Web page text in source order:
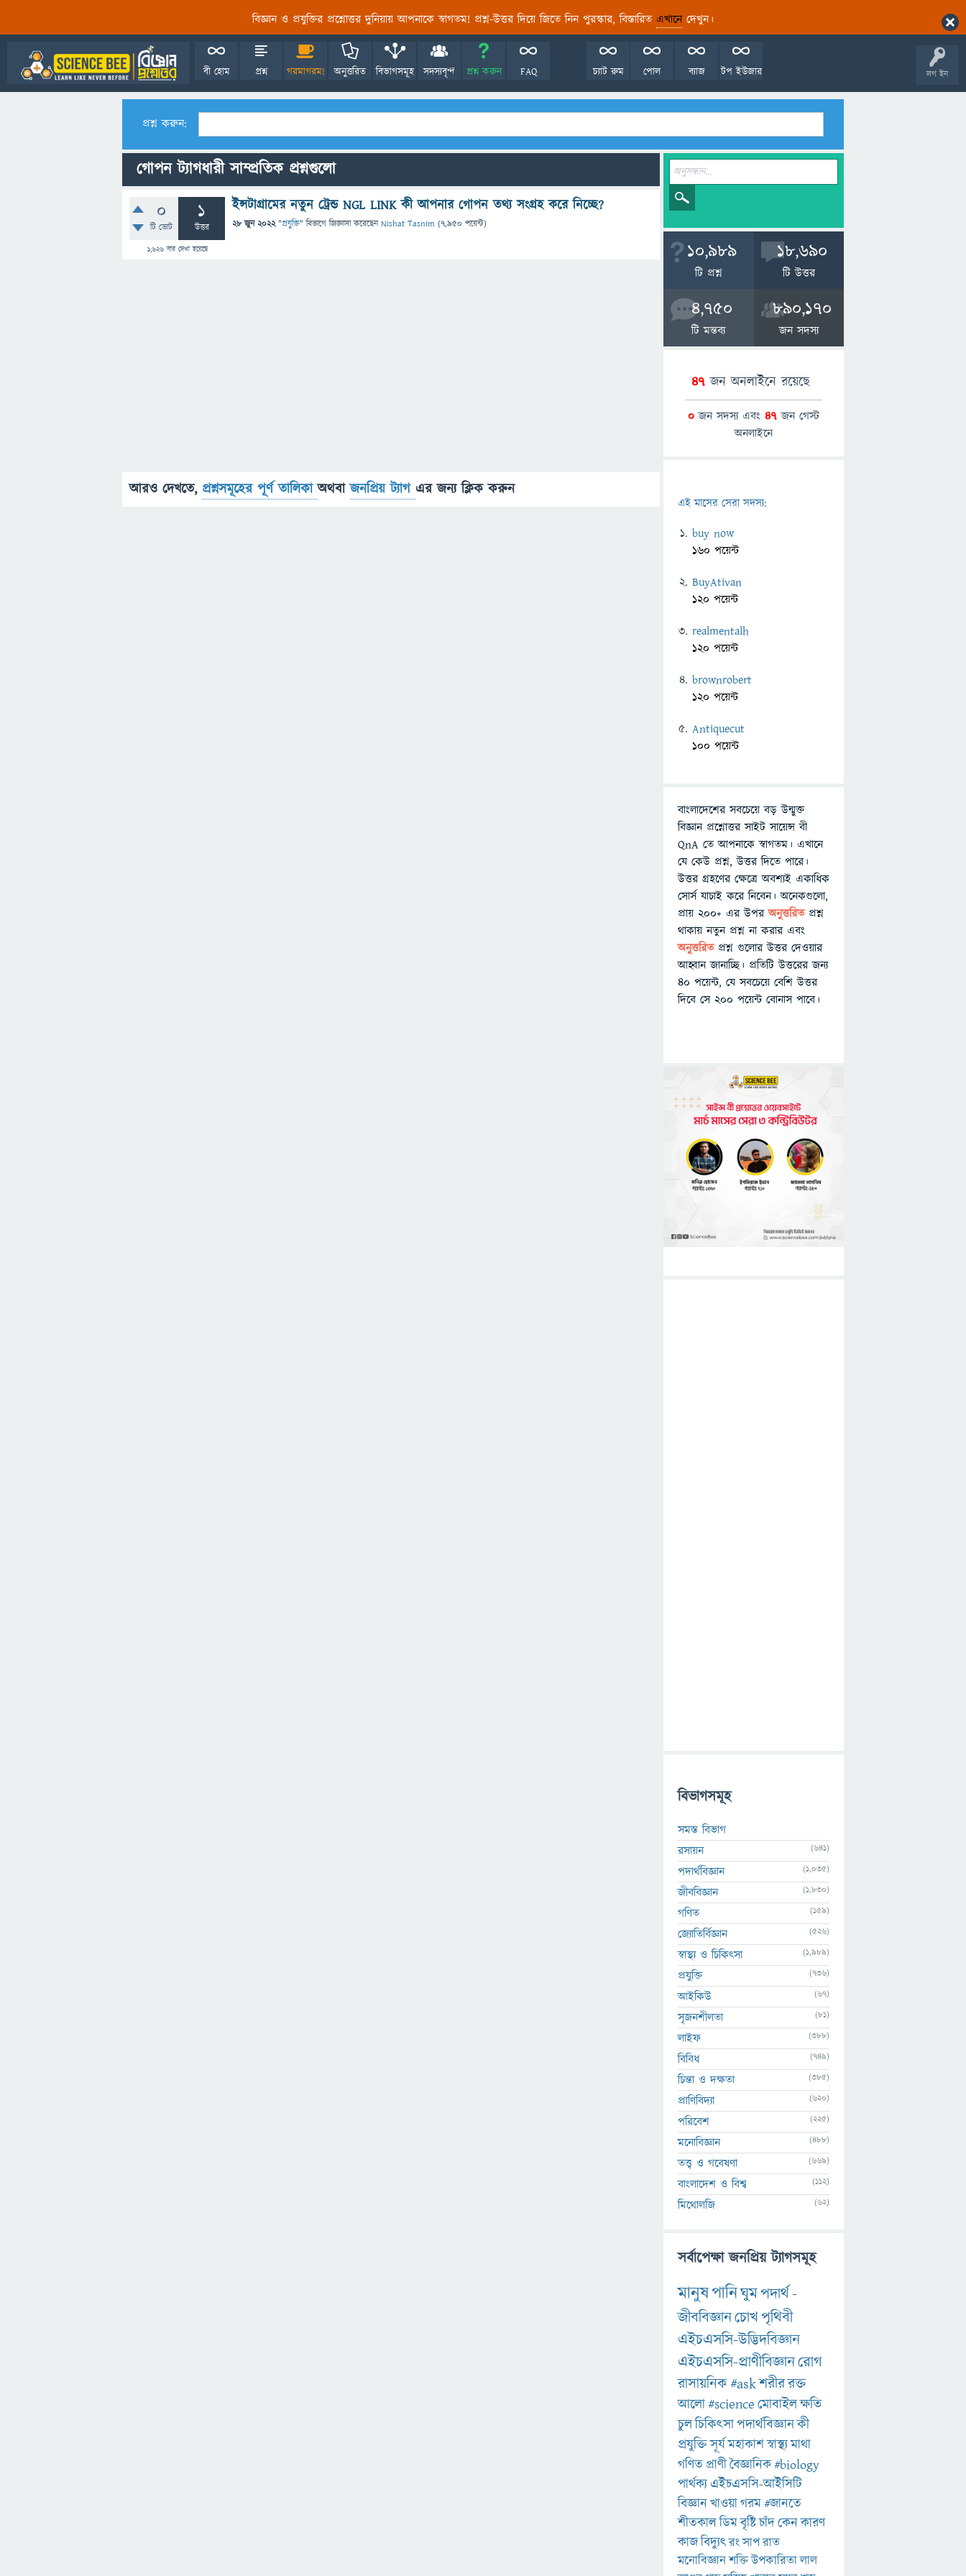
বিজ্ঞান ও প্রযুক্তির প্রশ্নোত্তর দুনিয়ায় আপনাকে স্বাগতম! প্রশ্ন-উত্তর দিয়ে জিতে নিন পুরস্কার, বিস্তারিত এখানেদেখুন।
লগ ইন
বী হোম প্রশ্ন গরমাগরম! অনুত্তরিত বিভাগসমূহ সদস্যবৃন্দ প্রশ্ন করুন FAQ টপ ইউজার
ব্যাজ
পোল
চ্যাট রুম
প্রশ্ন করুন:
গোপন ট্যাগধারী সাম্প্রতিক প্রশ্নগুলো
0
টি ভোট
1
উত্তর
1,626বার দেখা হয়েছে
ইন্সটাগ্রামের নতুন ট্রেন্ড NGL LINK কী আপনার গোপন তথ্য সংগ্রহ করে নিচ্ছে?
28 জুন 2022 "প্রযুক্তি" বিভাগে জিজ্ঞাসাকরেছেনNishat Tasnim (7,950 পয়েন্ট)
আরও দেখতে, প্রশ্নসমূহের পূর্ণ তালিকাঅথবাজনপ্রিয় ট্যাগ এর জন্য ক্লিক করুন
10,989
টি প্রশ্ন
18,690
টি উত্তর
4,750
টি মন্তব্য
890,170
জন সদস্য
47 জন অনলাইনে রয়েছে
0 জন সদস্য এবং 47 জন গেস্ট
অনলাইনে
এই মাসের সেরা সদস্য:
buy now
160 পয়েন্ট
BuyAtivan
120 পয়েন্ট
realmentalh
120 পয়েন্ট
brownrobert
120 পয়েন্ট
Antiquecut
100 পয়েন্ট
বাংলাদেশের সবচেয়ে বড় উন্মুক্ত
বিজ্ঞান প্রশ্নোত্তর সাইট সায়েন্স বী
QnA তে আপনাকে স্বাগতম। এখানে
যে কেউ প্রশ্ন, উত্তর দিতে পারে।
উত্তর গ্রহণের ক্ষেত্রে অবশ্যই একাধিক
সোর্স যাচাই করে নিবেন। অনেকগুলো,
প্রায় ২০০+ এর উপরঅনুত্তরিতপ্রশ্ন
থাকায় নতুন প্রশ্ন না করার এবং
অনুত্তরিত প্রশ্ন গুলোর উত্তর দেওয়ার
আহ্বান জানাচ্ছি। প্রতিটি উত্তরের জন্য
৪০ পয়েন্ট, যে সবচেয়ে বেশি উত্তর
দিবে সে ২০০ পয়েন্ট বোনাস পাবে।
বিভাগসমূহ
সমস্ত বিভাগ
রসায়ন
(641)
পদার্থবিজ্ঞান (1,035)
জীববিজ্ঞান (1,830)
গণিত (159)
জ্যোতির্বিজ্ঞান (526)
স্বাস্থ্য ও চিকিৎসা (1,989)
প্রযুক্তি (736)
আইকিউ (67)
সৃজনশীলতা (81)
লাইফ (388)
বিবিধ (749)
চিন্তা ও দক্ষতা (385)
প্রাণিবিদ্যা (620)
পরিবেশ (225)
মনোবিজ্ঞান (488)
তত্ত্ব ও গবেষণা (669)
বাংলাদেশ ও বিশ্ব (112)
মিথোলজি (62)
সর্বাপেক্ষা জনপ্রিয় ট্যাগসমূহ
মানুষপানিঘুমপদার্থ-
জীববিজ্ঞানচোখপৃথিবী
এইচএসসি-উদ্ভিদবিজ্ঞান
এইচএসসি-প্রাণীবিজ্ঞানরোগ
রাসায়নিক#askশরীররক্ত
আলো#scienceমোবাইলক্ষতি
চুলচিকিৎসাপদার্থবিজ্ঞানকী
প্রযুক্তিসূর্যমহাকাশস্বাস্থ্যমাথা
গণিত প্রাণীবৈজ্ঞানিক#biology
পার্থক্য এইচএসসি-আইসিটি
বিজ্ঞানখাওয়াগরম#জানতে
শীতকালডিমবৃষ্টিচাঁদকেনকারণ
কাজবিদ্যুৎরংসাপরাত
মনোবিজ্ঞানশক্তিউপকারিতালাল